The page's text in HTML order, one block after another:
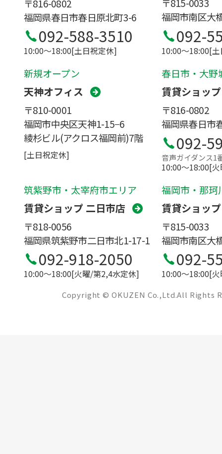
〒816-0802
福岡県春日市春日原北町3-6
092-588-3510
10:00〜18:00[土日祝定休]
〒815-0033
福岡市南区大
092-
10:00〜18:00[
新規オープン
天神オフィス
〒810-0001
福岡市中央区天神1-15−6
綾杉ビル(アクロス福岡前)7階
[土日祝定休]
春日市・大野
賃貸ショッ
〒816-0802
福岡県春日市
092-
音声ガイダンス1
10:00〜18:00[
筑紫野市・太宰府市エリア
賃貸ショップ 二日市店
〒818-0056
福岡県筑紫野市二日市北1-17-1
092-918-2050
10:00〜18:00[火曜/第2,4水定休]
福岡市・那珂
賃貸ショッ
〒815-0033
福岡市南区大
092-
10:00〜18:00[
Copyright © OKUZEN Co.,Ltd.All Rights